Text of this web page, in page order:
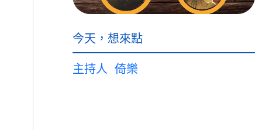
今天，想來點
主持人 倚樂